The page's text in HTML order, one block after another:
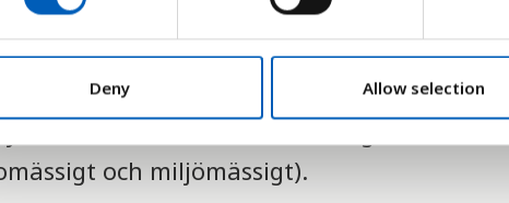
Deny Allow selection
födda menar man barn som visar
som dör innan de fyller 18 år dör innan
är extremt sårbara. Antalet barn som
om hur väl samhället fungerar som en
och miljömässigt).